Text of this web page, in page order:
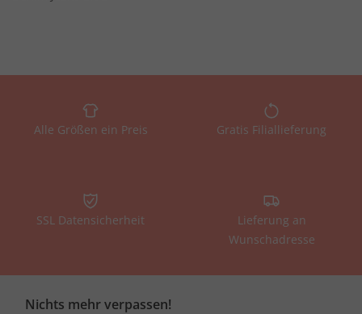
Alle Größen ein Preis Gratis Filiallieferung
SSL Datensicherheit
Lieferung an
Wunschadresse
Nichts mehr verpassen!